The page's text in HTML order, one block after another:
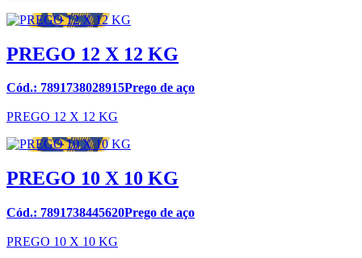
PREGO 12 X 12 KG
Cód.: 7891738028915Prego de aço
PREGO 12 X 12 KG
PREGO 10 X 10 KG
Cód.: 7891738445620Prego de aço
PREGO 10 X 10 KG